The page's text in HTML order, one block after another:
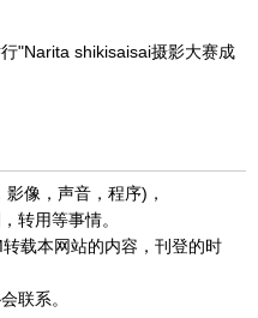
"Narita shikisaisai摄影大赛成
像，声音，程序)，
转用等事情。
载本网站的内容，刊登的时
联系。